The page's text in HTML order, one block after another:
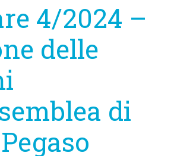
4/2024 –
delle
di